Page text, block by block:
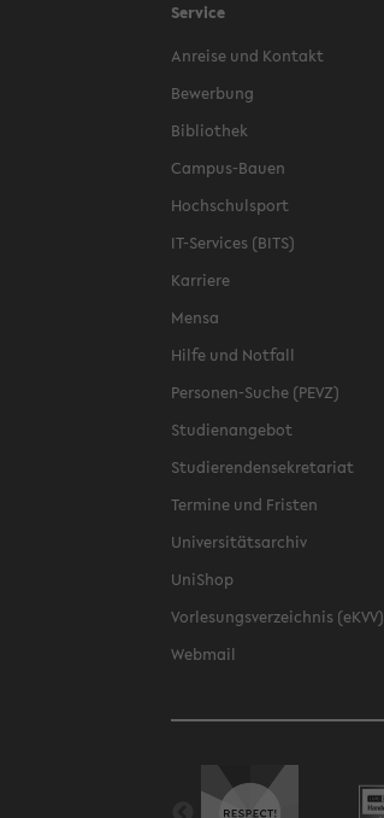
Service
Anreise und Kontakt
Bewerbung
Bibliothek
Campus-Bauen
Hochschulsport
IT-Services (BITS)
Karriere
Mensa
Hilfe und Notfall
Personen-Suche (PEVZ)
Studienangebot
Studierendensekretariat
Termine und Fristen
Universitätsarchiv
UniShop
Vorlesungsverzeichnis (eKVV)
Webmail